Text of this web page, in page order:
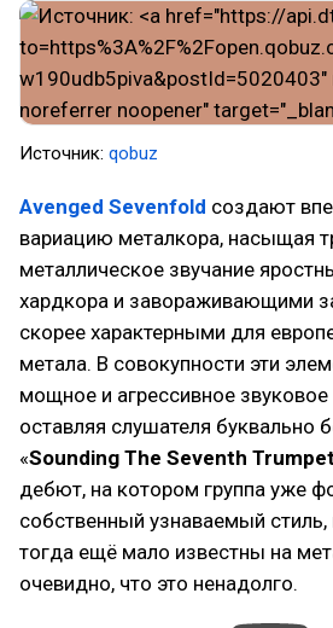
Источник: qobuz
Avenged Sevenfold создают
вариацию металкора, насыщая
металлическое звучание
хардкора и завораживающими
скорее характерными для
метала. В совокупности эти
мощное и агрессивное звуковое
оставляя слушателя буквально
«Sounding The Seventh Trumpet
дебют, на котором группа уже
собственный узнаваемый стиль,
тогда ещё мало известны на
очевидно, что это ненадолго.